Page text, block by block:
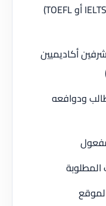
(IELTS أو TOEFL)
أكاديميين
ودوافعه